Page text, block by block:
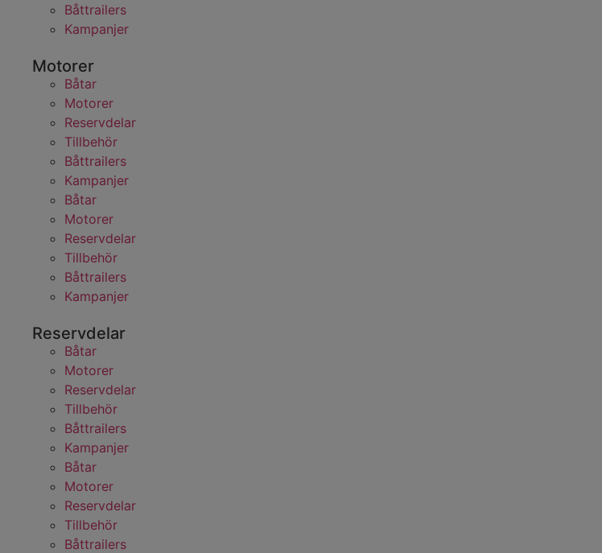
Båttrailers
Kampanjer
Motorer
Båtar
Motorer
Reservdelar
Tillbehör
Båttrailers
Kampanjer
Båtar
Motorer
Reservdelar
Tillbehör
Båttrailers
Kampanjer
Reservdelar
Båtar
Motorer
Reservdelar
Tillbehör
Båttrailers
Kampanjer
Båtar
Motorer
Reservdelar
Tillbehör
Båttrailers